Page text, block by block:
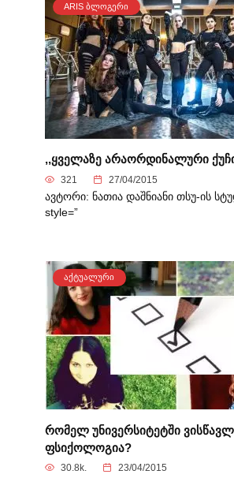
ARIS ᲑᲚᲝᲒᲔᲠᲘ
,,ყველაზე არაორდინალური
321 27/04/2015
ავტორი: ნათია დაშნიანი თსუ-ის
style=”
ᲐᲥᲢᲣᲐᲚᲣᲠᲘ
რომელ უნივერსიტეტში
ფსიქოლოგია?
30.8k. 23/04/2015